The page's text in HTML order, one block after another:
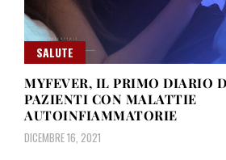
SALUTE
MYFEVER, IL PRIMO DIARIO
PAZIENTI CON MALATTIE
AUTOINFIAMMATORIE
DICEMBRE 16, 2021